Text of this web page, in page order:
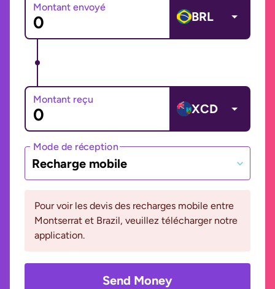
Montant envoyé
BRL
Montant reçu
XCD
Mode de réception
Recharge mobile
Pour voir les devis des recharges mobile entre
Montserrat et Brazil, veuillez télécharger notre
application.
Send Money